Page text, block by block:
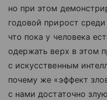
но при этом
годовой прирост
что пока у человека
одержать верх в этом
с искусственным
почему же «эффект
с нами достаточно